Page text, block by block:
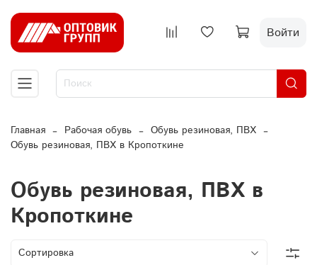
Войти
Главная Рабочая обувь
Обувь резиновая, ПВХ
Обувь резиновая, ПВХ в Кропоткине
Обувь резиновая, ПВХ в
Кропоткине